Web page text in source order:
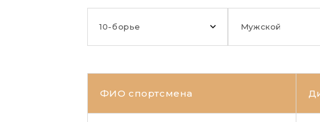
10-борье Мужской
ФИО спортсмена